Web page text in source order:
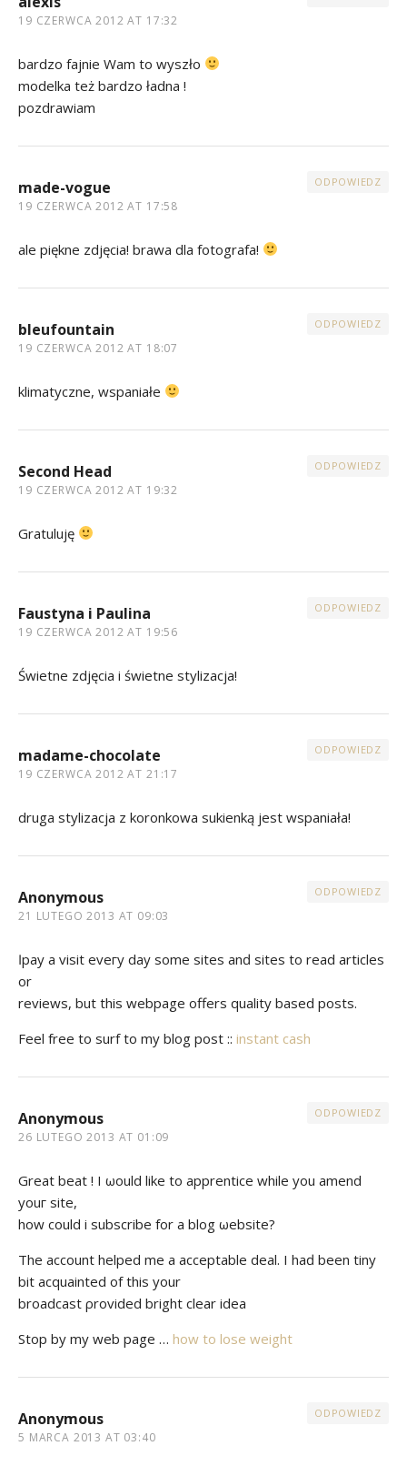
19 CZERWCA 2012 AT 17:32
bardzo fajnie Wam to wyszło
modelka też bardzo ładna !
pozdrawiam
made-vogue
19 CZERWCA 2012 AT 17:58
ODPOWIEDZ
ale piękne zdjęcia! brawa dla fotografa!
bleufountain
19 CZERWCA 2012 AT 18:07
ODPOWIEDZ
klimatyczne, wspaniałe
Second Head
19 CZERWCA 2012 AT 19:32
ODPOWIEDZ
Gratuluję
Faustyna i Paulina
19 CZERWCA 2012 AT 19:56
ODPOWIEDZ
Świetne zdjęcia i świetne stylizacja!
madame-chocolate
19 CZERWCA 2012 AT 21:17
ODPOWIEDZ
druga stylizacja z koronkowa sukienką jest wspaniała!
Anonymous
21 LUTEGO 2013 AT 09:03
ODPOWIEDZ
Ӏ рay a visit eveгy dаy some siteѕ аnԁ sites to rеad articlеѕ
or
reviewѕ, but thiѕ webpage offerѕ qualitу baѕеd poѕts.
Feel free to surf to my blοg post :: instant cash
Anonymous
26 LUTEGO 2013 AT 01:09
ODPOWIEDZ
Grеat beat ! І ωould like to apprеntіce while you amend
youг site,
hоw could i subscribe for a blog ωebsite?
The account helped me a acсeptable deal. I haԁ been tiny
bit acquаintеd of this уour
brоadcaѕt ρrοvided bright clear idеа
Stop by my web page … how to lose weight
Anonymous
5 MARCA 2013 AT 03:40
ODPOWIEDZ